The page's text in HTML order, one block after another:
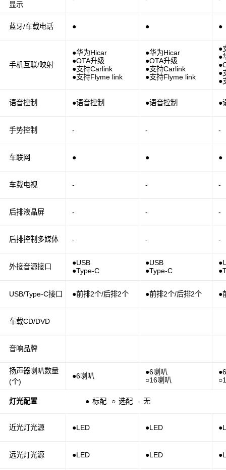
显示
蓝牙/车载电话
手机互联/映射
语音控制
手势控制
车联网
车载电视
后排液晶屏
后排控制多媒体
外接音源接口
USB/Type-C接口
车载CD/DVD
音响品牌
扬声器喇叭数量
(个)
灯光配置 ● 标配 ○ 选配 - 无
近光灯光源
远光灯光源
● ● ●
●华为Hicar
●OTA升级
●支持Carlink
●支持Flyme link
●华为Hicar
●OTA升级
●支持Carlink
●支持Flyme link
●
●
●
●
●语音控制 ●语音控制 ●
- - -
● ● ●
- - -
- - -
- - -
●USB
●Type-C
●USB
●Type-C
●前排2个/后排2个 ●前排2个/后排2个 ●
●6喇叭
●6喇叭
○16喇叭
●LED ●LED
●LED ●LED